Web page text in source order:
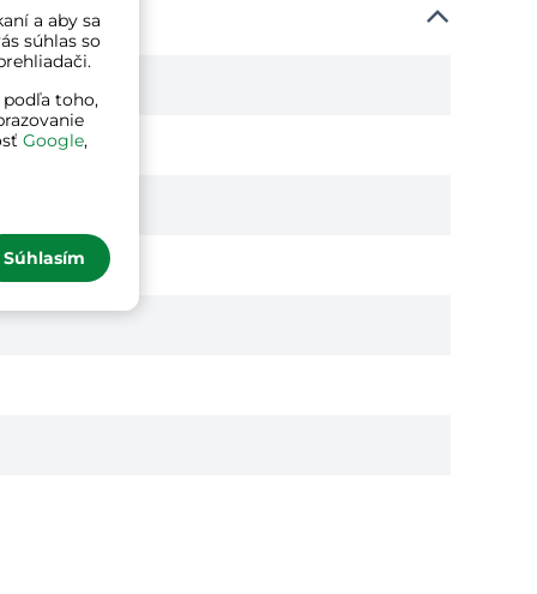
a aby sa
súhlas so
toho,
Google,
Súhlasím